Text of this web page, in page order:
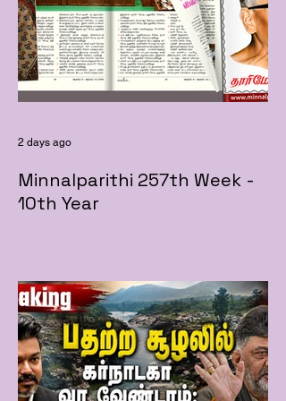
Minnalparithi 257th Week -
10th Year
2 days ago